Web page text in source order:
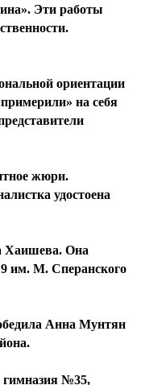
Эти работы
ориентации
на себя
жюри.
удостоена
Хаишева. Она
им. М. Сперанского
Анна Мунтян
гимназия №35,